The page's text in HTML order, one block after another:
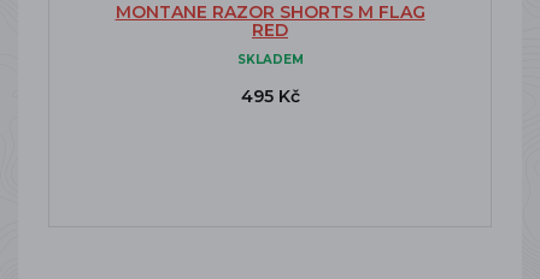
MONTANE RAZOR SHORTS M FLAG
RED
SKLADEM
495 Kč